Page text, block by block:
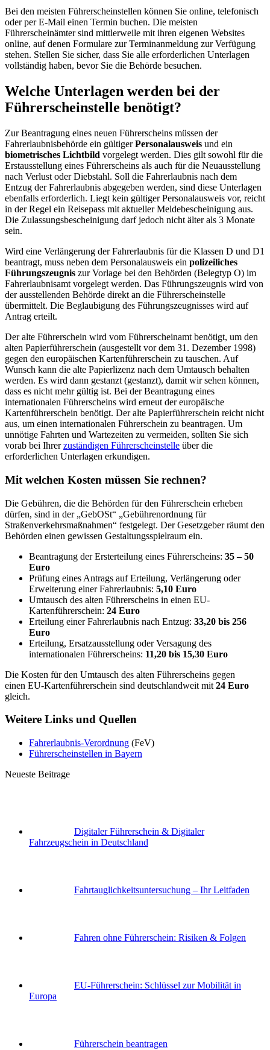
Bei den meisten Führerscheinstellen können Sie online, telefonisch
oder per E-Mail einen Termin buchen. Die meisten
Führerscheinämter sind mittlerweile mit ihren eigenen Websites
online, auf denen Formulare zur Terminanmeldung zur Verfügung
stehen. Stellen Sie sicher, dass Sie alle erforderlichen Unterlagen
vollständig haben, bevor Sie die Behörde besuchen.
Welche Unterlagen werden bei der
Führerscheinstelle benötigt?
Zur Beantragung eines neuen Führerscheins müssen der
Fahrerlaubnisbehörde ein gültigerPersonalausweis und ein
biometrisches Lichtbild vorgelegt werden. Dies gilt sowohl für die
Erstausstellung eines Führerscheins als auch für die Neuausstellung
nach Verlust oder Diebstahl. Soll die Fahrerlaubnis nach dem
Entzug der Fahrerlaubnis abgegeben werden, sind diese Unterlagen
ebenfalls erforderlich. Liegt kein gültiger Personalausweis vor, reicht
in der Regel ein Reisepass mit aktueller Meldebescheinigung aus.
Die Zulassungsbescheinigung darf jedoch nicht älter als 3 Monate
sein.
Wird eine Verlängerung der Fahrerlaubnis für die Klassen D und D1
beantragt, muss neben dem Personalausweis ein polizeiliches
Führungszeugnis zur Vorlage bei den Behörden (Belegtyp O) im
Fahrerlaubnisamt vorgelegt werden. Das Führungszeugnis wird von
der ausstellenden Behörde direkt an die Führerscheinstelle
übermittelt. Die Beglaubigung des Führungszeugnisses wird auf
Antrag erteilt.
Der alte Führerschein wird vom Führerscheinamt benötigt, um den
alten Papierführerschein (ausgestellt vor dem 31. Dezember 1998)
gegen den europäischen Kartenführerschein zu tauschen. Auf
Wunsch kann die alte Papierlizenz nach dem Umtausch behalten
werden. Es wird dann gestanzt (gestanzt), damit wir sehen können,
dass es nicht mehr gültig ist. Bei der Beantragung eines
internationalen Führerscheins wird erneut der europäische
Kartenführerschein benötigt. Der alte Papierführerschein reicht nicht
aus, um einen internationalen Führerschein zu beantragen. Um
unnötige Fahrten und Wartezeiten zu vermeiden, sollten Sie sich
vorab bei Ihrerzuständigen Führerscheinstelle über die
erforderlichen Unterlagen erkundigen.
Mit welchen Kosten müssen Sie rechnen?
Die Gebühren, die die Behörden für den Führerschein erheben
dürfen, sind in der „GebOSt“ „Gebührenordnung für
Straßenverkehrsmaßnahmen“ festgelegt. Der Gesetzgeber räumt den
Behörden einen gewissen Gestaltungsspielraum ein.
Beantragung der Ersterteilung eines Führerscheins: 35 – 50
Euro
Prüfung eines Antrags auf Erteilung, Verlängerung oder
Erweiterung einer Fahrerlaubnis: 5,10 Euro
Umtausch des alten Führerscheins in einen EU-
Kartenführerschein: 24 Euro
Erteilung einer Fahrerlaubnis nach Entzug: 33,20 bis 256
Euro
Erteilung, Ersatzausstellung oder Versagung des
internationalen Führerscheins: 11,20 bis 15,30 Euro
Die Kosten für den Umtausch des alten Führerscheins gegen
einen EU-Kartenführerschein sind deutschlandweit mit 24 Euro
gleich.
Weitere Links und Quellen
Fahrerlaubnis-Verordnung (FeV)
Führerscheinstellen in Bayern
Neueste Beitrage
Digitaler Führerschein & Digitaler
Fahrzeugschein in Deutschland
Fahrtauglichkeits­untersuchung – Ihr Leitfaden
Fahren ohne Führerschein: Risiken & Folgen
EU-Führerschein: Schlüssel zur Mobilität in
Europa
Führerschein beantragen